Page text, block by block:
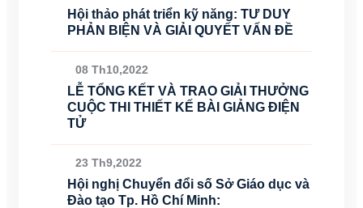
Hội thảo phát triển kỹ năng: TƯ DUY
PHẢN BIỆN VÀ GIẢI QUYẾT VẤN ĐỀ
08 Th10,2022
LỄ TỔNG KẾT VÀ TRAO GIẢI THƯỞNG
CUỘC THI THIẾT KẾ BÀI GIẢNG ĐIỆN
TỬ
23 Th9,2022
Hội nghị Chuyển đổi số Sở Giáo dục và
Đào tạo Tp. Hồ Chí Minh: